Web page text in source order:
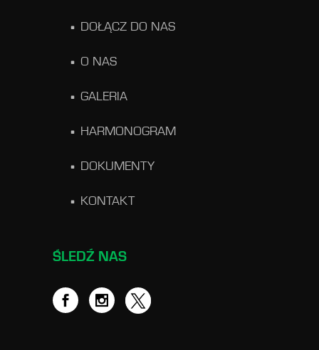
DOŁĄCZ DO NAS
O NAS
GALERIA
HARMONOGRAM
DOKUMENTY
KONTAKT
ŚLEDŹ NAS